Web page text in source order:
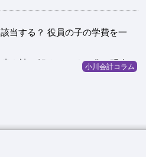
当する？ 役員の子の学費を一
書を読み解く デジタル化の現在
小川会計コラム